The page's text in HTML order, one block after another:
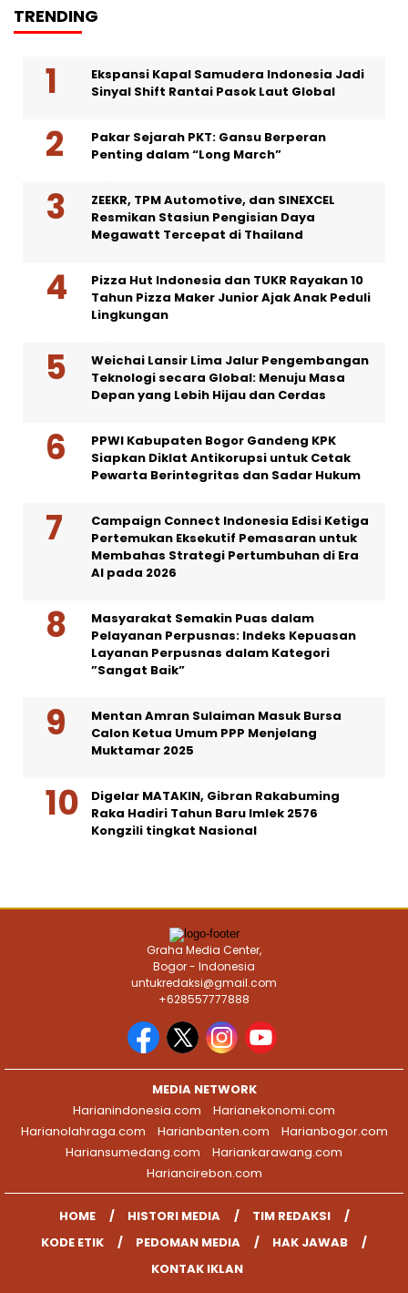
TRENDING
Ekspansi Kapal Samudera Indonesia Jadi
Sinyal Shift Rantai Pasok Laut Global
Pakar Sejarah PKT: Gansu Berperan
Penting dalam “Long March”
ZEEKR, TPM Automotive, dan SINEXCEL
Resmikan Stasiun Pengisian Daya
Megawatt Tercepat di Thailand
Pizza Hut Indonesia dan TUKR Rayakan 10
Tahun Pizza Maker Junior Ajak Anak Peduli
Lingkungan
Weichai Lansir Lima Jalur Pengembangan
Teknologi secara Global: Menuju Masa
Depan yang Lebih Hijau dan Cerdas
PPWI Kabupaten Bogor Gandeng KPK
Siapkan Diklat Antikorupsi untuk Cetak
Pewarta Berintegritas dan Sadar Hukum
Campaign Connect Indonesia Edisi Ketiga
Pertemukan Eksekutif Pemasaran untuk
Membahas Strategi Pertumbuhan di Era
AI pada 2026
Masyarakat Semakin Puas dalam
Pelayanan Perpusnas: Indeks Kepuasan
Layanan Perpusnas dalam Kategori
”Sangat Baik”
Mentan Amran Sulaiman Masuk Bursa
Calon Ketua Umum PPP Menjelang
Muktamar 2025
Digelar MATAKIN, Gibran Rakabuming
Raka Hadiri Tahun Baru Imlek 2576
Kongzili tingkat Nasional
Graha Media Center,
Bogor - Indonesia
untukredaksi@gmail.com
+628557777888
MEDIA NETWORK
Harianindonesia.com
Harianekonomi.com
Harianolahraga.com
Harianbanten.com
Harianbogor.com
Hariansumedang.com
Hariankarawang.com
Hariancirebon.com
HOME HISTORI MEDIA
TIM REDAKSI
KODE ETIK
PEDOMAN MEDIA
HAK JAWAB
KONTAK IKLAN